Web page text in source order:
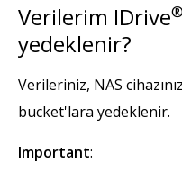
Verilerim IDrive®
yedeklenir?
Verileriniz, NAS
bucket'lara yedeklenir.
Important: